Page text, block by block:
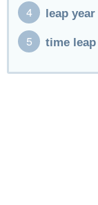
leap year
time leap